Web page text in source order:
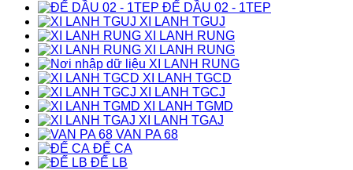
ĐẾ DẦU 02 - 1TEP
XI LANH TGUJ
XI LANH RUNG
XI LANH RUNG
XI LANH RUNG
XI LANH TGCD
XI LANH TGCJ
XI LANH TGMD
XI LANH TGAJ
VAN PA 68
ĐẾ CA
ĐẾ LB